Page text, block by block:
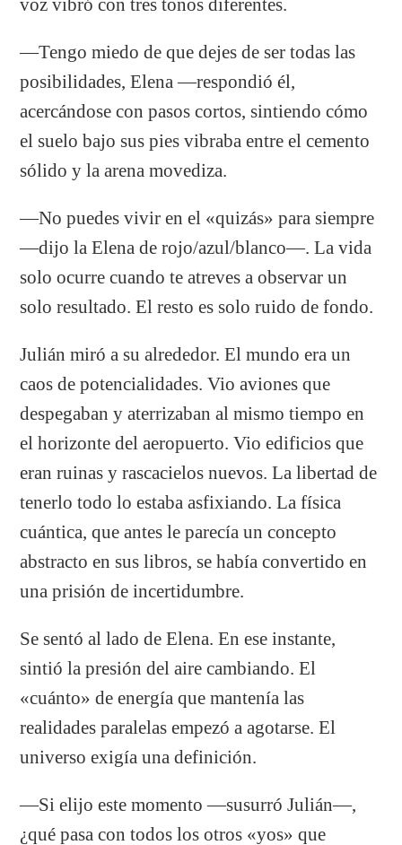
—Tengo miedo de que dejes de ser todas las
posibilidades, Elena —respondió él,
acercándose con pasos cortos, sintiendo cómo
el suelo bajo sus pies vibraba entre el cemento
sólido y la arena movediza.
—No puedes vivir en el «quizás» para siempre
—dijo la Elena de rojo/azul/blanco—. La vida
solo ocurre cuando te atreves a observar un
solo resultado. El resto es solo ruido de fondo.
Julián miró a su alrededor. El mundo era un
caos de potencialidades. Vio aviones que
despegaban y aterrizaban al mismo tiempo en
el horizonte del aeropuerto. Vio edificios que
eran ruinas y rascacielos nuevos. La libertad de
tenerlo todo lo estaba asfixiando. La física
cuántica, que antes le parecía un concepto
abstracto en sus libros, se había convertido en
una prisión de incertidumbre.
Se sentó al lado de Elena. En ese instante,
sintió la presión del aire cambiando. El
«cuánto» de energía que mantenía las
realidades paralelas empezó a agotarse. El
universo exigía una definición.
—Si elijo este momento —susurró Julián—,
¿qué pasa con todos los otros «yos» que